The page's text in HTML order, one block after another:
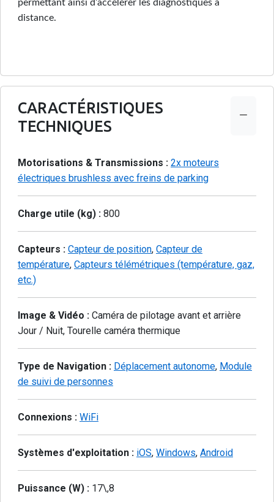
permettant ainsi d’accélérer les diagnostiques à
distance.
CARACTÉRISTIQUES
TECHNIQUES
Motorisations & Transmissions : 2x moteurs
électriques brushless avec freins de parking
Charge utile (kg) : 800
Capteurs : Capteur de position, Capteur de
température, Capteurs télémétriques (température, gaz,
etc.)
Image & Vidéo : Caméra de pilotage avant et arrière
Jour / Nuit, Tourelle caméra thermique
Type de Navigation : Déplacement autonome, Module
de suivi de personnes
Connexions : WiFi
Systèmes d'exploitation : iOS, Windows, Android
Puissance (W) : 17\,8